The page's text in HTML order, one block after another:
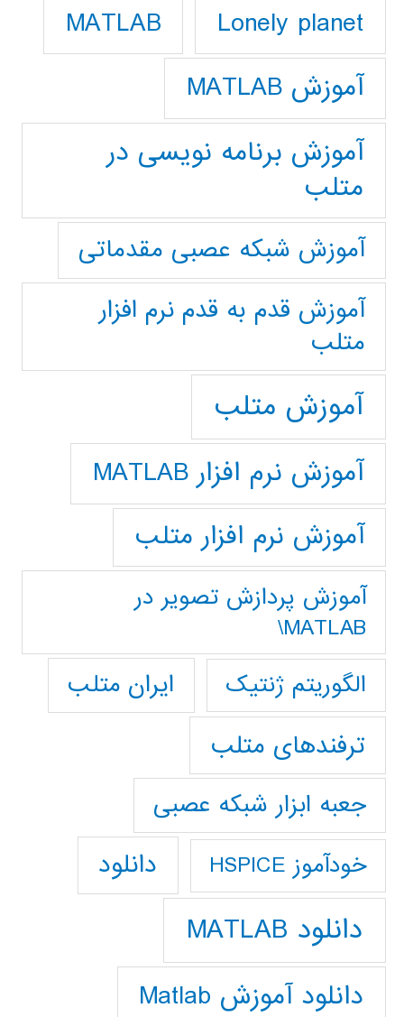
Lonely planet
MATLAB
آموزش MATLAB
آموزش برنامه نویسی در
متلب
آموزش شبکه عصبی مقدماتی
آموزش قدم به قدم نرم افزار
متلب
آموزش متلب
آموزش نرم افزار MATLAB
آموزش نرم افزار متلب
آموزش پردازش تصوير در
MATLAB\
الگوریتم ژنتیک
ایران متلب
ترفندهای متلب
جعبه ابزار شبکه عصبی
خودآموز HSPICE دانلود
دانلود MATLAB
دانلود آموزش Matlab